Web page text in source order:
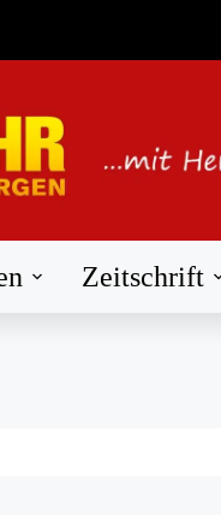
Zeitschrift